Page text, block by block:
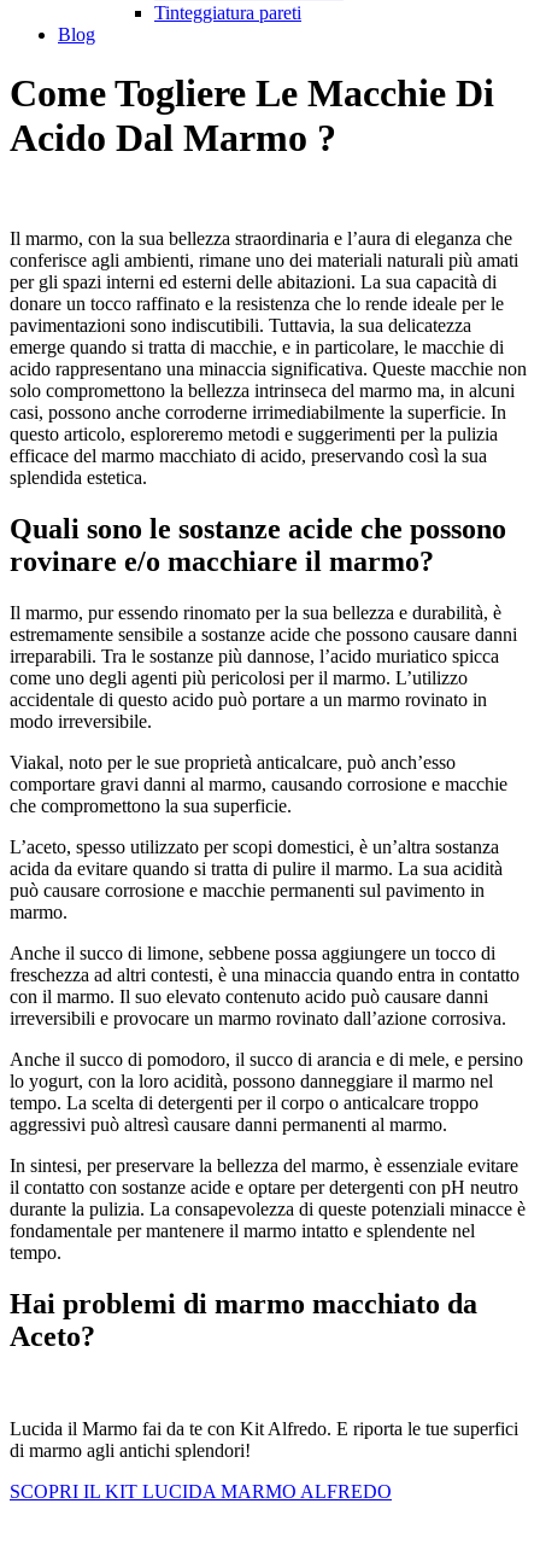
Tinteggiatura pareti
Blog
Come Togliere Le Macchie Di
Acido Dal Marmo ?
Il marmo, con la sua bellezza straordinaria e l’aura di eleganza che
conferisce agli ambienti, rimane uno dei materiali naturali più amati
per gli spazi interni ed esterni delle abitazioni. La sua capacità di
donare un tocco raffinato e la resistenza che lo rende ideale per le
pavimentazioni sono indiscutibili. Tuttavia, la sua delicatezza
emerge quando si tratta di macchie, e in particolare, le macchie di
acido rappresentano una minaccia significativa. Queste macchie non
solo compromettono la bellezza intrinseca del marmo ma, in alcuni
casi, possono anche corroderne irrimediabilmente la superficie. In
questo articolo, esploreremo metodi e suggerimenti per la pulizia
efficace del marmo macchiato di acido, preservando così la sua
splendida estetica.
Quali sono le sostanze acide che possono
rovinare e/o macchiare il marmo?
Il marmo, pur essendo rinomato per la sua bellezza e durabilità, è
estremamente sensibile a sostanze acide che possono causare danni
irreparabili. Tra le sostanze più dannose, l’acido muriatico spicca
come uno degli agenti più pericolosi per il marmo. L’utilizzo
accidentale di questo acido può portare a un marmo rovinato in
modo irreversibile.
Viakal, noto per le sue proprietà anticalcare, può anch’esso
comportare gravi danni al marmo, causando corrosione e macchie
che compromettono la sua superficie.
L’aceto, spesso utilizzato per scopi domestici, è un’altra sostanza
acida da evitare quando si tratta di pulire il marmo. La sua acidità
può causare corrosione e macchie permanenti sul pavimento in
marmo.
Anche il succo di limone, sebbene possa aggiungere un tocco di
freschezza ad altri contesti, è una minaccia quando entra in contatto
con il marmo. Il suo elevato contenuto acido può causare danni
irreversibili e provocare un marmo rovinato dall’azione corrosiva.
Anche il succo di pomodoro, il succo di arancia e di mele, e persino
lo yogurt, con la loro acidità, possono danneggiare il marmo nel
tempo. La scelta di detergenti per il corpo o anticalcare troppo
aggressivi può altresì causare danni permanenti al marmo.
In sintesi, per preservare la bellezza del marmo, è essenziale evitare
il contatto con sostanze acide e optare per detergenti con pH neutro
durante la pulizia. La consapevolezza di queste potenziali minacce è
fondamentale per mantenere il marmo intatto e splendente nel
tempo.
Hai problemi di marmo macchiato da
Aceto?
Lucida il Marmo fai da te con Kit Alfredo. E riporta le tue superfici
di marmo agli antichi splendori!
SCOPRI IL KIT LUCIDA MARMO ALFREDO